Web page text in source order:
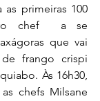
primeiras 100
chef  a se
que vai
frango crispi
Às 16h30,
chefs Milsane